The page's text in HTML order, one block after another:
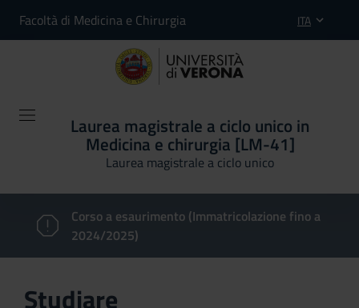
Facoltà di Medicina e Chirurgia ITA
Laurea magistrale a ciclo unico in
Medicina e chirurgia [LM-41]
Laurea magistrale a ciclo unico
Corso a esaurimento (Immatricolazione fino a
2024/2025)
Studiare